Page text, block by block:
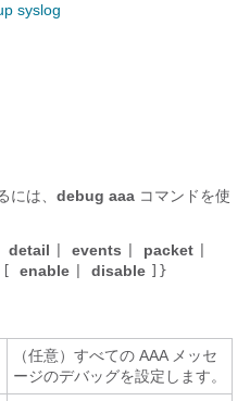
syslog
には、 debug aaa コマンドを使
detail events packet
enable disable ]}
（任意）すべての AAA メッセ
ージのデバッグを設定します。